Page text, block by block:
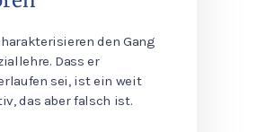
den Gang
Dass er
sei, ist ein weit
das aber falsch ist.